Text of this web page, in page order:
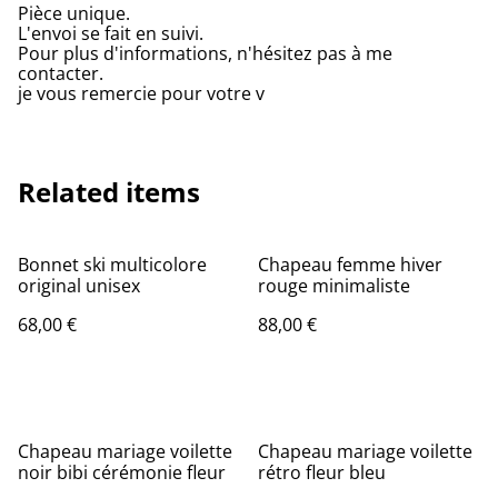
Pièce unique.
L'envoi se fait en suivi.
Pour plus d'informations, n'hésitez pas à me
contacter.
je vous remercie pour votre v
Related items
Bonnet ski multicolore
original unisex
68,00 €
Chapeau femme hiver
rouge minimaliste
88,00 €
Chapeau mariage voilette
noir bibi cérémonie fleur
Chapeau mariage voilette
rétro fleur bleu